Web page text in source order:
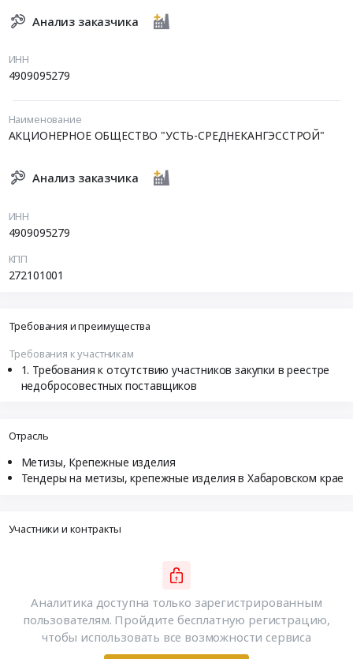
Анализ заказчика
ИНН
4909095279
Наименование
АКЦИОНЕРНОЕ ОБЩЕСТВО "УСТЬ-СРЕДНЕКАНГЭССТРОЙ"
Анализ заказчика
ИНН
4909095279
КПП
272101001
Требования и преимущества
Требования к участникам
Требования к отсутствию участников закупки в реестре
недобросовестных поставщиков
Отрасль
Метизы, Крепежные изделия
Тендеры на метизы, крепежные изделия в Хабаровском крае
Участники и контракты
Аналитика доступна только зарегистрированным
пользователям. Пройдите бесплатную регистрацию,
чтобы использовать все возможности сервиса